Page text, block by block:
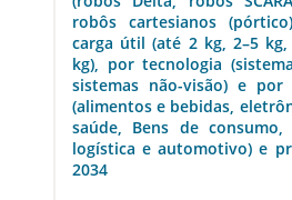
robôs cartesianos
carga útil (até 2 kg, 2–5
kg), por tecnologia
sistemas não-visão) e
(alimentos e bebidas,
saúde, Bens de
logística e automotivo) e
2034